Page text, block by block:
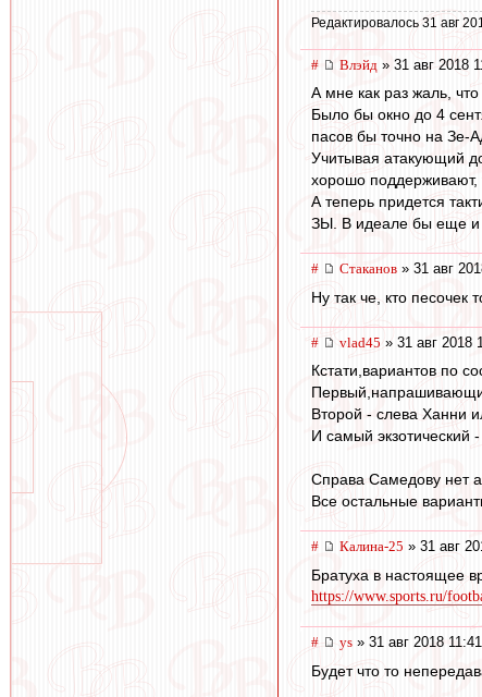
Редактировалось 31 авг
# Влэйд » 31 авг 2018
А мне как раз жаль,
Было бы окно до 4
пасов бы точно на Зе-
Учитывая атакующий
хорошо
А теперь придется
ЗЫ. В идеале бы еще и
# Cтаканов » 31 авг
Ну так че, кто песочек
# vlad45 » 31 авг 2018
Кстати,вариантов по
Второй - слева Ханни
И самый экзотический
Справа Самедову нет
Все остальные
# Калина-25 » 31 авг
Братуха в настоящее
https://www.sports.ru/
# ys » 31 авг 2018 11:41
Будет что то